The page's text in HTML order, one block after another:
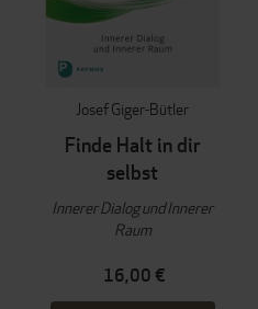
Josef Giger-Bütler
Finde Halt in dir
selbst
Innerer Dialog und Innerer
Raum
16,00 €